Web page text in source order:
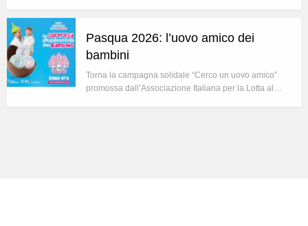
Pasqua 2026: l’uovo amico dei
bambini
Torna la campagna solidale “Cerco un uovo amico”
promossa dall’Associazione Italiana per la Lotta al…